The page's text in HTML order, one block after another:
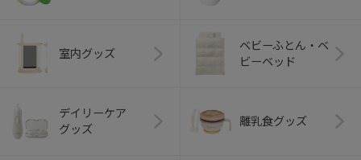
室内グッズ
ベビーふとん・ベ
ビーベッド
デイリーケア
グッズ
離乳食グッズ